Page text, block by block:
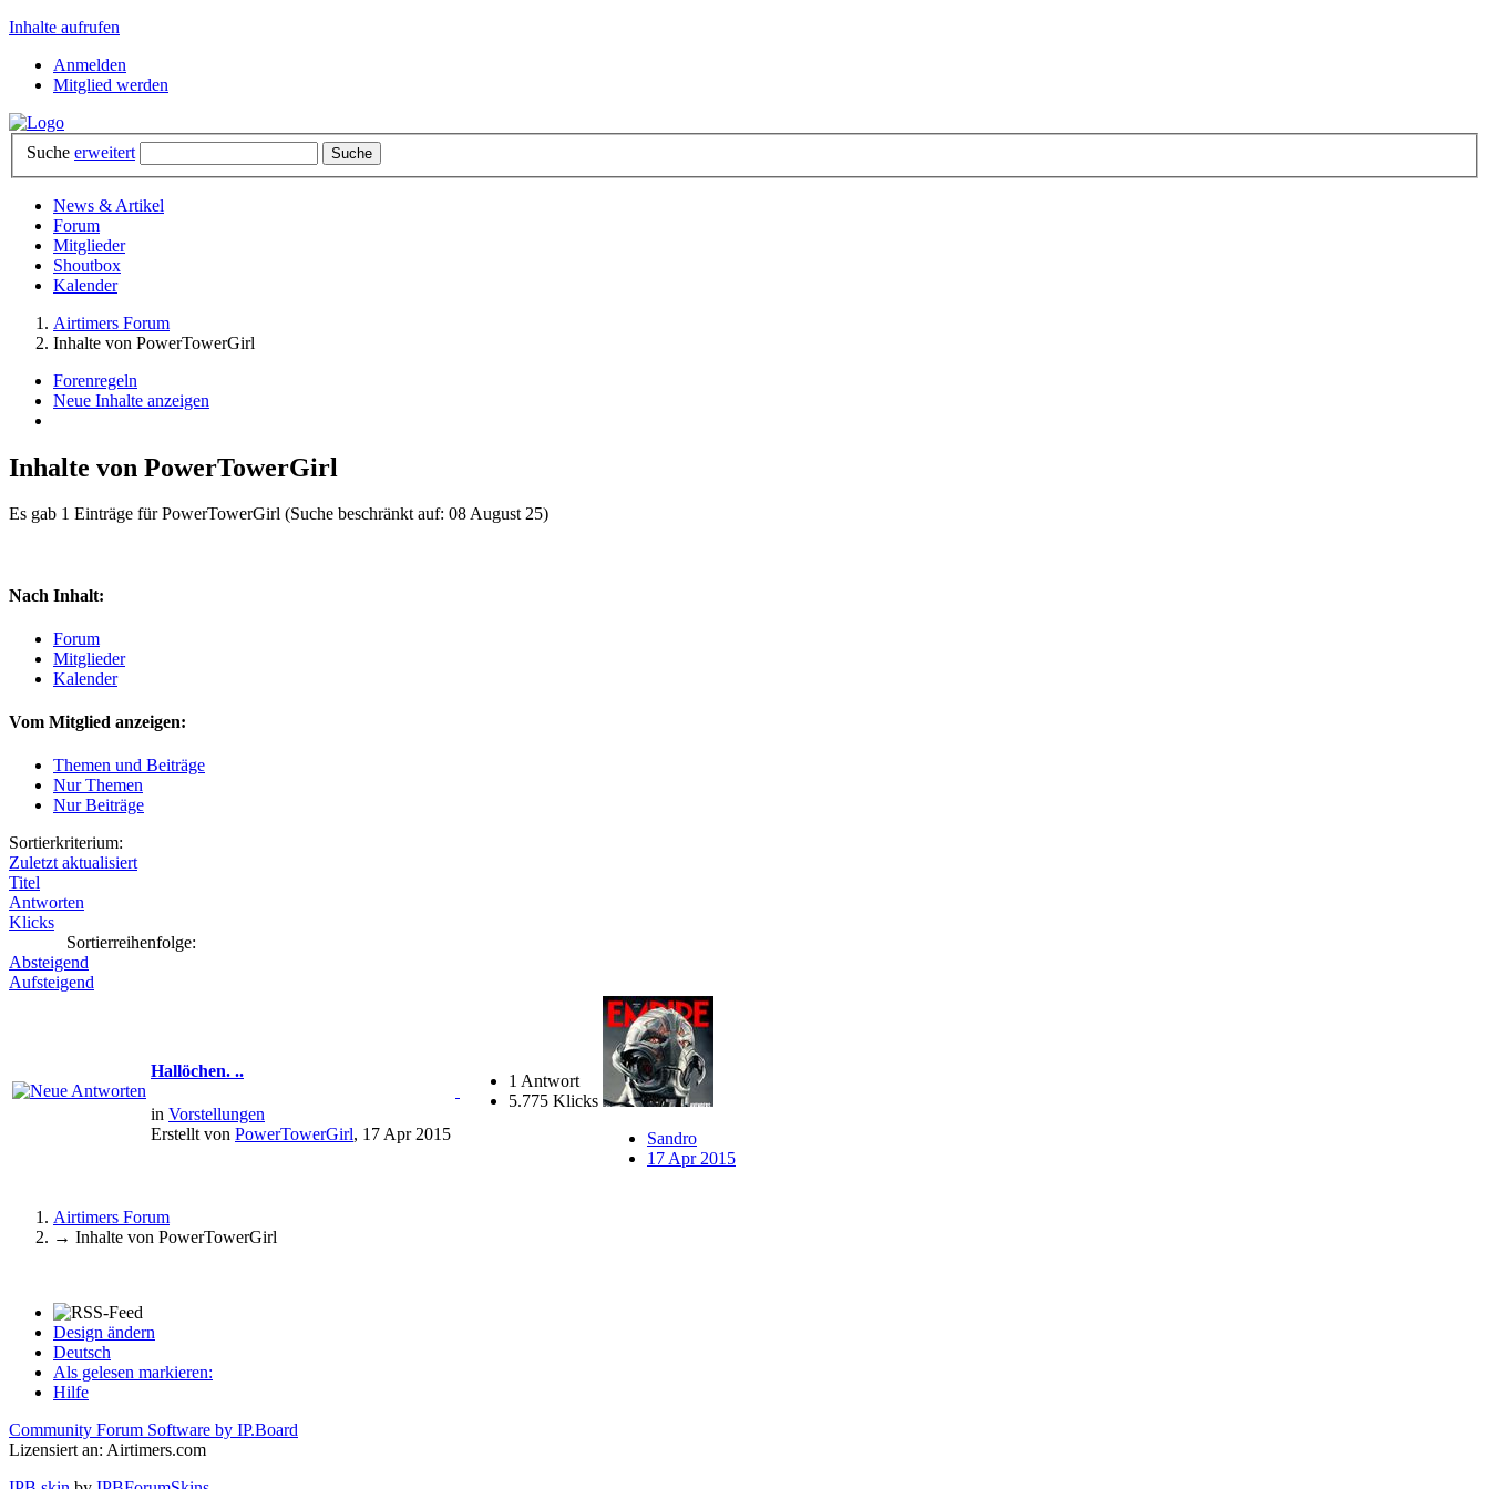
Inhalte aufrufen
Anmelden
Mitglied werden
Suche erweitert
News & Artikel
Forum
Mitglieder
Shoutbox
Kalender
Airtimers Forum
Inhalte von PowerTowerGirl
Forenregeln
Neue Inhalte anzeigen
Inhalte von PowerTowerGirl
Es gab 1 Einträge für PowerTowerGirl (Suche beschränkt auf: 08 August 25)
Nach Inhalt:
Forum
Mitglieder
Kalender
Vom Mitglied anzeigen:
Themen und Beiträge
Nur Themen
Nur Beiträge
Sortierkriterium:
Zuletzt aktualisiert
Titel
Antworten
Klicks
Sortierreihenfolge:
Absteigend
Aufsteigend
Hallöchen. ..
in Vorstellungen
Erstellt von PowerTowerGirl, 17 Apr 2015
1 Antwort
5.775 Klicks
Sandro
17 Apr 2015
Airtimers Forum
→ Inhalte von PowerTowerGirl
Design ändern
Deutsch
Als gelesen markieren:
Hilfe
Community Forum Software by IP.Board
Lizensiert an: Airtimers.com